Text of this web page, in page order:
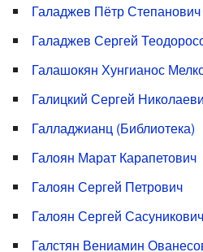
Галаджев Пётр Степанович
Галаджев Сергей
Галашокян Хунгианос
Галицкий Сергей
Галладжианц (Библиотека)
Галоян Марат Карапетович
Галоян Сергей Петрович
Галоян Сергей Сасуникович
Галстян Вениамин